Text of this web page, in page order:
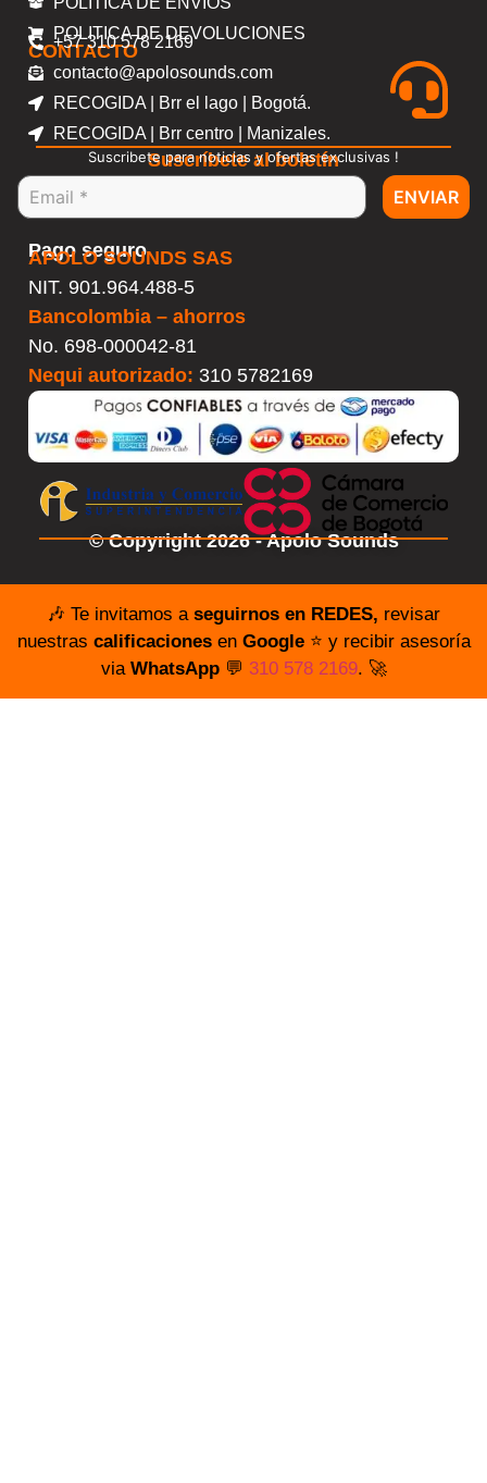
POLITICA DE DEVOLUCIONES
CONTACTO
+57 310 578 2169
contacto@apolosounds.com
RECOGIDA | Brr el lago | Bogotá.
RECOGIDA | Brr centro | Manizales.
Suscríbete al boletín
Suscribete para noticias y ofertas exclusivas !
ENVIAR
Pago seguro
APOLO SOUNDS SAS
NIT. 901.964.488-5
Bancolombia – ahorros
No. 698-000042-81
Nequi autorizado: 310 5782169
© Copyright 2026 - Apolo Sounds
🎶 Te invitamos a seguirnos en REDES, revisar
nuestras calificacionesen Google⭐️ y recibir asesoría
via WhatsApp💬 310 578 2169. 🚀